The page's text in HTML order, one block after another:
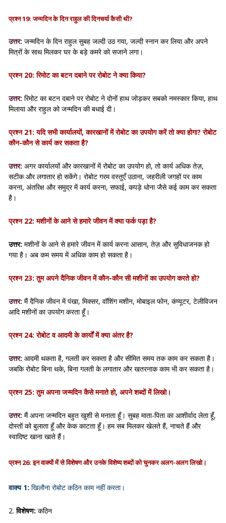
प्रश्न 19: जन्मदिन के दिन राहुल की दिनचर्या कैसी थी?
उत्तर: जन्मदिन के दिन राहुल सुबह जल्दी उठ गया, जल्दी स्नान कर लिया और अपने
मित्रों के साथ मिलकर घर के बड़े कमरे को सजाने लगा।
प्रश्न 20: रिमोट का बटन दबाने पर रोबोट ने क्या किया?
उत्तर: रिमोट का बटन दबाने पर रोबोट ने दोनों हाथ जोड़कर सबको नमस्कार किया, हाथ
मिलाया और राहुल को जन्मदिन की बधाई दी।
प्रश्न 21: यदि सभी कार्यालयों, कारखानों में रोबोट का उपयोग करें तो क्या होगा? रोबोट
कौन-कौन से कार्य कर सकता है?
उत्तर: अगर कार्यालयों और कारखानों में रोबोट का उपयोग हो, तो कार्य अधिक तेज़,
सटीक और लगातार हो सकेंगे। रोबोट गरम वस्तुएँ उठाना, जहरीली जगहों पर काम
करना, अंतरिक्ष और समुद्र में कार्य करना, सफाई, कपड़े धोना जैसे कई काम कर सकता
है।
प्रश्न 22: मशीनों के आने से हमारे जीवन में क्या फर्क पड़ा है?
उत्तर: मशीनों के आने से हमारे जीवन में कार्य करना आसान, तेज़ और सुविधाजनक हो
गया है। अब कम समय में अधिक काम हो सकता है।
प्रश्न 23: तुम अपने दैनिक जीवन में कौन-कौन सी मशीनों का उपयोग करते हो?
उत्तर: मैं दैनिक जीवन में पंखा, मिक्सर, वॉशिंग मशीन, मोबाइल फोन, कंप्यूटर, टेलीविजन
आदि मशीनों का उपयोग करता हूँ।
प्रश्न 24: रोबोट व आदमी के कार्यों में क्या अंतर है?
उत्तर: आदमी थकता है, गलती कर सकता है और सीमित समय तक काम कर सकता है।
जबकि रोबोट बिना थके, बिना गलती के लगातार और खतरनाक काम भी कर सकता है।
प्रश्न 25: तुम अपना जन्मदिन कैसे मनाते हो, अपने शब्दों में लिखो।
उत्तर: मैं अपना जन्मदिन बहुत खुशी से मनाता हूँ। सुबह माता-पिता का आशीर्वाद लेता हूँ,
दोस्तों को बुलाता हूँ और केक काटता हूँ। हम सब मिलकर खेलते हैं, नाचते हैं और
स्वादिष्ट खाना खाते हैं।
प्रश्न 26: इन वाक्यों में से विशेषण और उनके विशेष्य शब्दों को चुनकर अलग-अलग लिखो।
वाक्य 1: खिलौना रोबोट कठिन काम नहीं करता।
2.विशेषण: कठिन